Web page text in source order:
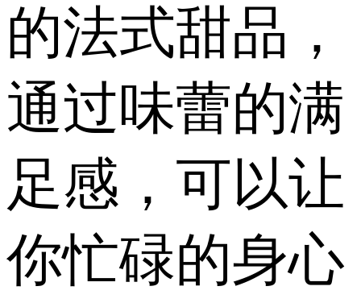
的法式甜品，
通过味蕾的满
足感，可以让
你忙碌的身心